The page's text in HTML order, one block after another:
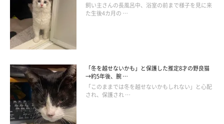
飼い主さんの長風呂中、浴室の前まで様子を見に来
た生後4カ月の …
「冬を越せないかも」と保護した推定8才の野良猫
→約5年後、腕 …
「このままでは冬を越せないかもしれない」と心配
され、保護され …